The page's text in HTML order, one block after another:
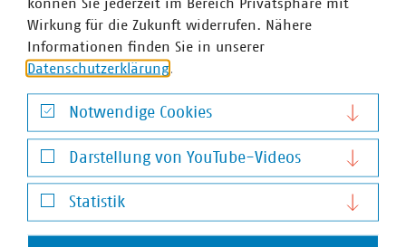
können Sie jederzeit im Bereich Privatsphäre mit
Wirkung für die Zukunft widerrufen. Nähere
Informationen finden Sie in unserer
Datenschutzerklärung.
Notwendige Cookies
Notwendige Cookies
Darstellung von YouTube-Videos
Darstellung von YouTube-Videos
Statistik
Statistik